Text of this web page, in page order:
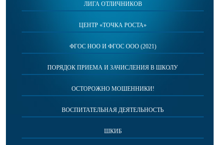
ЛИГА ОТЛИЧНИКОВ
ЦЕНТР «ТОЧКА РОСТА»
ФГОС НОО И ФГОС ООО (2021)
ПОРЯДОК ПРИЕМА И ЗАЧИСЛЕНИЯ В ШКОЛУ
ОСТОРОЖНО МОШЕННИКИ!
ВОСПИТАТЕЛЬНАЯ ДЕЯТЕЛЬНОСТЬ
ШКИБ